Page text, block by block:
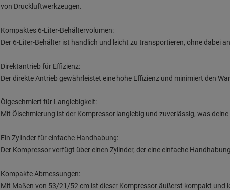
von Druckluftwerkzeugen.
Kompaktes 6-Liter-Behältervolumen:
Der 6-Liter-Behälter ist handlich und leicht zu transportieren, ohne dabei
Direktantrieb für Effizienz:
Der direkte Antrieb gewährleistet eine hohe Effizienz und minimiert den
Ölgeschmiert für Langlebigkeit:
Mit Ölschmierung ist der Kompressor langlebig und zuverlässig, was
Ein Zylinder für einfache Handhabung:
Der Kompressor verfügt über einen Zylinder, der eine einfache
Kompakte Abmessungen:
Mit Maßen von 53/21/52 cm ist dieser Kompressor äußerst kompakt und